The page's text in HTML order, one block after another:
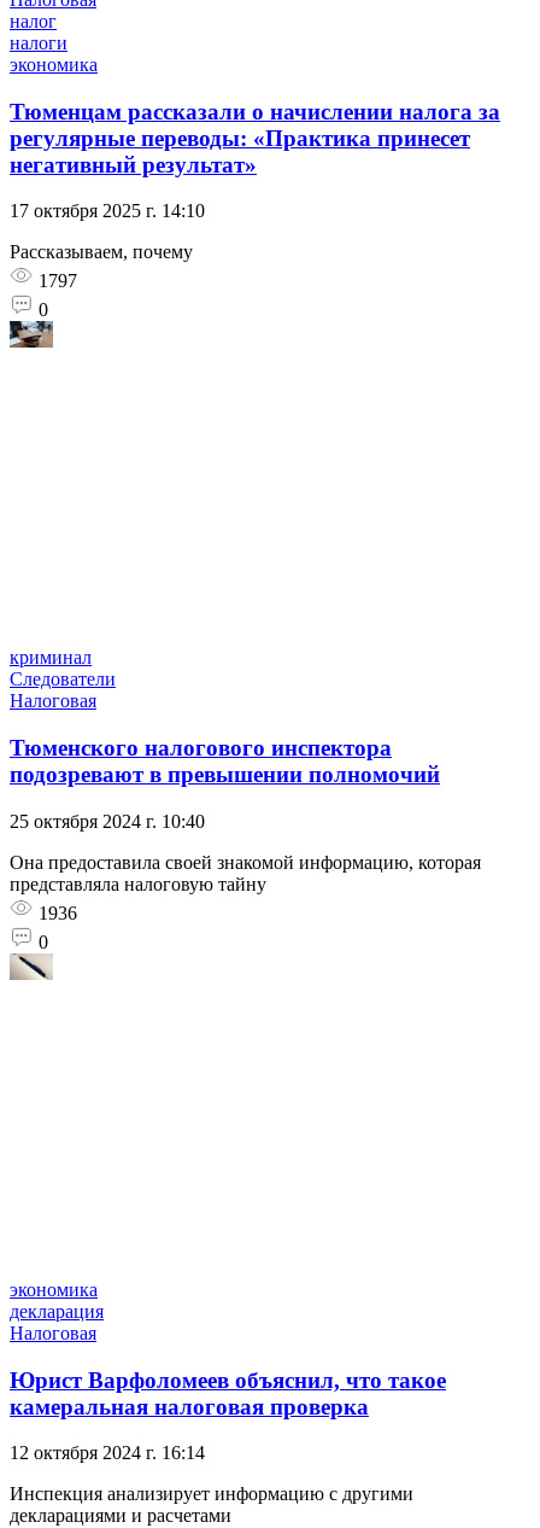
налог
налоги
экономика
Тюменцам рассказали о начислении налога за
регулярные переводы: «Практика принесет
негативный результат»
17 октября 2025 г. 14:10
Рассказываем, почему
1797
0
криминал
Следователи
Налоговая
Тюменского налогового инспектора
подозревают в превышении полномочий
25 октября 2024 г. 10:40
Она предоставила своей знакомой информацию, которая
представляла налоговую тайну
1936
0
экономика
декларация
Налоговая
Юрист Варфоломеев объяснил, что такое
камеральная налоговая проверка
12 октября 2024 г. 16:14
Инспекция анализирует информацию с другими
декларациями и расчетами